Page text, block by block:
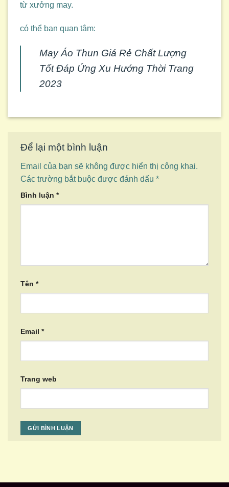
từ xưởng may.
có thể bạn quan tâm:
May Áo Thun Giá Rẻ Chất Lượng
Tốt Đáp Ứng Xu Hướng Thời Trang
2023
Để lại một bình luận
Email của bạn sẽ không được hiển thị công khai.
Các trường bắt buộc được đánh dấu *
Bình luận *
Tên *
Email *
Trang web